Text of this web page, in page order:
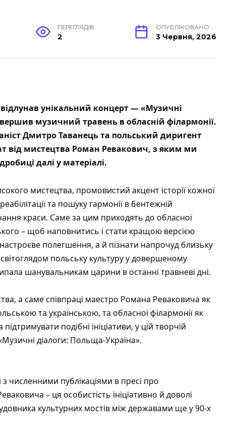
ПЕРЕГЛЯДІВ
2
ОПУБЛІКОВАНО
3 Червня, 2026
унікальний концерт — «Музичні
музичний травень в обласній філармонії.
Дмитро Таванець та польський диригент
від мистецтва Роман Ревакович, з яким ми
далі у матеріалі.
мистецтва, промовистий акцент історії кожної
та пошуку гармонії в бентежній
краси. Саме за цим приходять до обласної
– щоб наповнитись і стати кращою версією
полегшення, а й пізнати напрочуд близьку
польську культуру у довершеному
шанувальникам царини в останні травневі дні.
а саме співпраці маестро Романа Реваковича як
та українською, та обласної філармонії як
подібні ініціативи, у цій творчій
діалоги: Польща-Україна».
численними публікаціями в пресі про
– ця особистість ініціативно й доволі
культурних мостів між державами ще у 90-х